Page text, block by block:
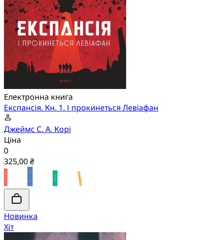
Електронна книга
Експансія. Кн. 1. І прокинеться Левіафан
Джеймс С. А. Корі
Ціна
0
325,00 ₴
Новинка
Хіт